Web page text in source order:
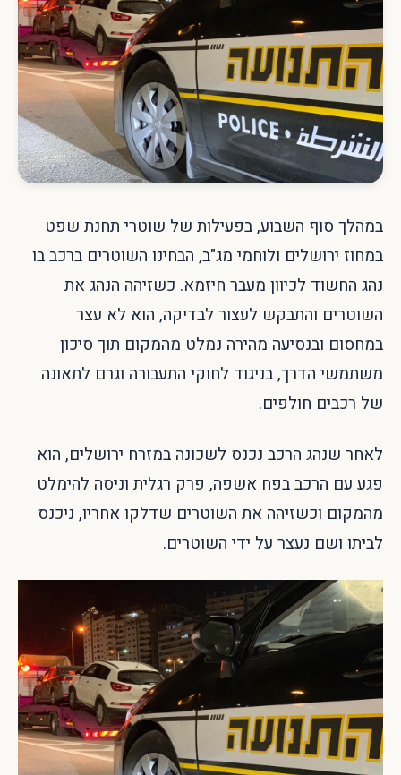
במהלך סוף השבוע, בפעילות של שוטרי תחנת שפט
במחוז ירושלים ולוחמי מג"ב, הבחינו השוטרים ברכב בו
נהג החשוד לכיוון מעבר חיזמא. כשזיהה הנהג את
השוטרים והתבקש לעצור לבדיקה, הוא לא עצר
במחסום ובנסיעה מהירה נמלט מהמקום תוך סיכון
משתמשי הדרך, בניגוד לחוקי התעבורה וגרם לתאונה
של רכבים חולפים.
לאחר שנהג הרכב נכנס לשכונה במזרח ירושלים, הוא
פגע עם הרכב בפח אשפה, פרק רגלית וניסה להימלט
מהמקום וכשזיהה את השוטרים שדלקו אחריו, ניכנס
לביתו ושם נעצר על ידי השוטרים.